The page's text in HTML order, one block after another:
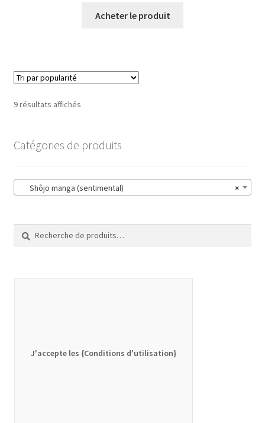
Acheter le produit
9 résultats affichés
Catégories de produits
×
Shôjo manga (sentimental)
Recherche
pour :
Recherche
J'accepte les {Conditions d'utilisation}